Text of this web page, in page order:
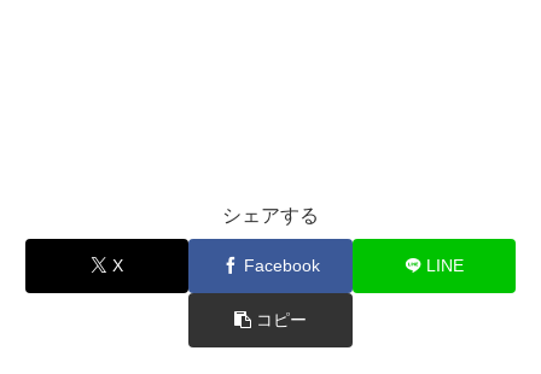
シェアする
X Facebook LINE
コピー